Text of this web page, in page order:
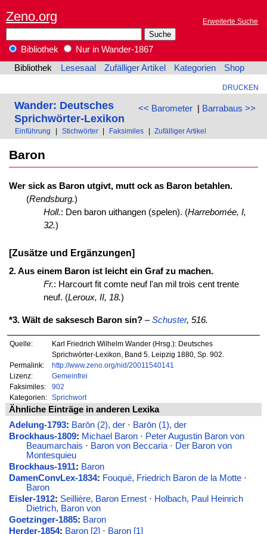
Zeno.org Erweiterte Suche
Bibliothek
Nur in Wander-1867
Bibliothek
Lesesaal Zufälliger Artikel Kategorien Shop
DRUCKEN
<< Barometer| Barrabaus >>
Wander: Deutsches
Sprichwörter-Lexikon
Einführung Stichwörter Faksimiles Zufälliger Artikel
Baron
Wer sick as Baron utgivt, mutt ock as Baron betahlen.
(Rendsburg.)
Holl.: Den baron uithangen (spelen). (Harrebomée, I,
32.)
[Zusätze und Ergänzungen]
2. Aus einem Baron ist leicht ein Graf zu machen.
Fr.: Harcourt fit comte neuf l'an mil trois cent trente
neuf. (Leroux, II, 18.)
*3. Wält de saksesch Baron sin?–Schuster, 516.
Quelle:
Karl Friedrich Wilhelm Wander (Hrsg.): Deutsches
Sprichwörter-Lexikon, Band 5. Leipzig 1880, Sp. 902.
Permalink:
http://www.zeno.org/nid/20011540141
Lizenz:
Gemeinfrei
Faksimiles:
902
Kategorien:
Sprichwort
Ähnliche Einträge in anderen Lexika
Adelung-1793: Barōn (2), der· Barōn (1), der
Brockhaus-1809: Michael Baron· Peter Augustin Baron von
Beaumarchais · Baron von Beccaria· Der Baron von
Montesquieu
Brockhaus-1911: Baron
DamenConvLex-1834: Fouqué, Friedrich Baron de la Motte·
Baron
Eisler-1912: Seillière, Baron Ernest· Holbach, Paul Heinrich
Dietrich, Baron von
Goetzinger-1885: Baron
Herder-1854: Baron [2] · Baron [1]